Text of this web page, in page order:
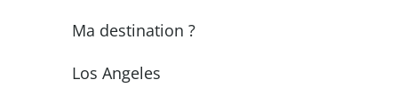
Ma destination ?
Los Angeles